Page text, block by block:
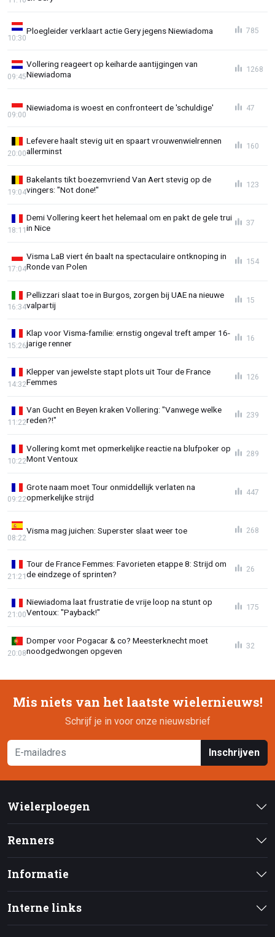
Ploegleider verklaart actie Gery jegens Niewiadoma
10:30
785
Vollering reageert op keiharde aantijgingen van
Niewiadoma
09:45
1268
Niewiadoma is woest en confronteert de 'schuldige'
09:00
47
Lefevere haalt stevig uit en spaart vrouwenwielrennen
allerminst
20:00
160
Bakelants tikt boezemvriend Van Aert stevig op de
vingers: "Not done!"
19:04
123
Demi Vollering keert het helemaal om en pakt de gele trui
in Nice
18:11
37
Visma LaB viert én baalt na spectaculaire ontknoping in
Ronde van Polen
17:04
154
Pellizzari slaat toe in Burgos, zorgen bij UAE na nieuwe
valpartij
16:34
15
Klap voor Visma-familie: ernstig ongeval treft amper 16-
jarige renner
15:26
16
Klepper van jewelste stapt plots uit Tour de France
Femmes
14:32
126
Van Gucht en Beyen kraken Vollering: "Vanwege welke
reden?!"
11:22
239
Vollering komt met opmerkelijke reactie na blufpoker op
Mont Ventoux
10:22
289
Grote naam moet Tour onmiddellijk verlaten na
opmerkelijke strijd
09:22
447
Visma mag juichen: Superster slaat weer toe
08:22
268
Tour de France Femmes: Favorieten etappe 8: Strijd om
de eindzege of sprinten?
21:21
26
Niewiadoma laat frustratie de vrije loop na stunt op
Ventoux: "Payback!"
21:00
175
Domper voor Pogacar & co? Meesterknecht moet
noodgedwongen opgeven
20:08
32
Mis niets van het laatste wielernieuws!
Schrijf je in voor onze nieuwsbrief
Inschrijven
Wielerploegen
Renners
Informatie
Interne links